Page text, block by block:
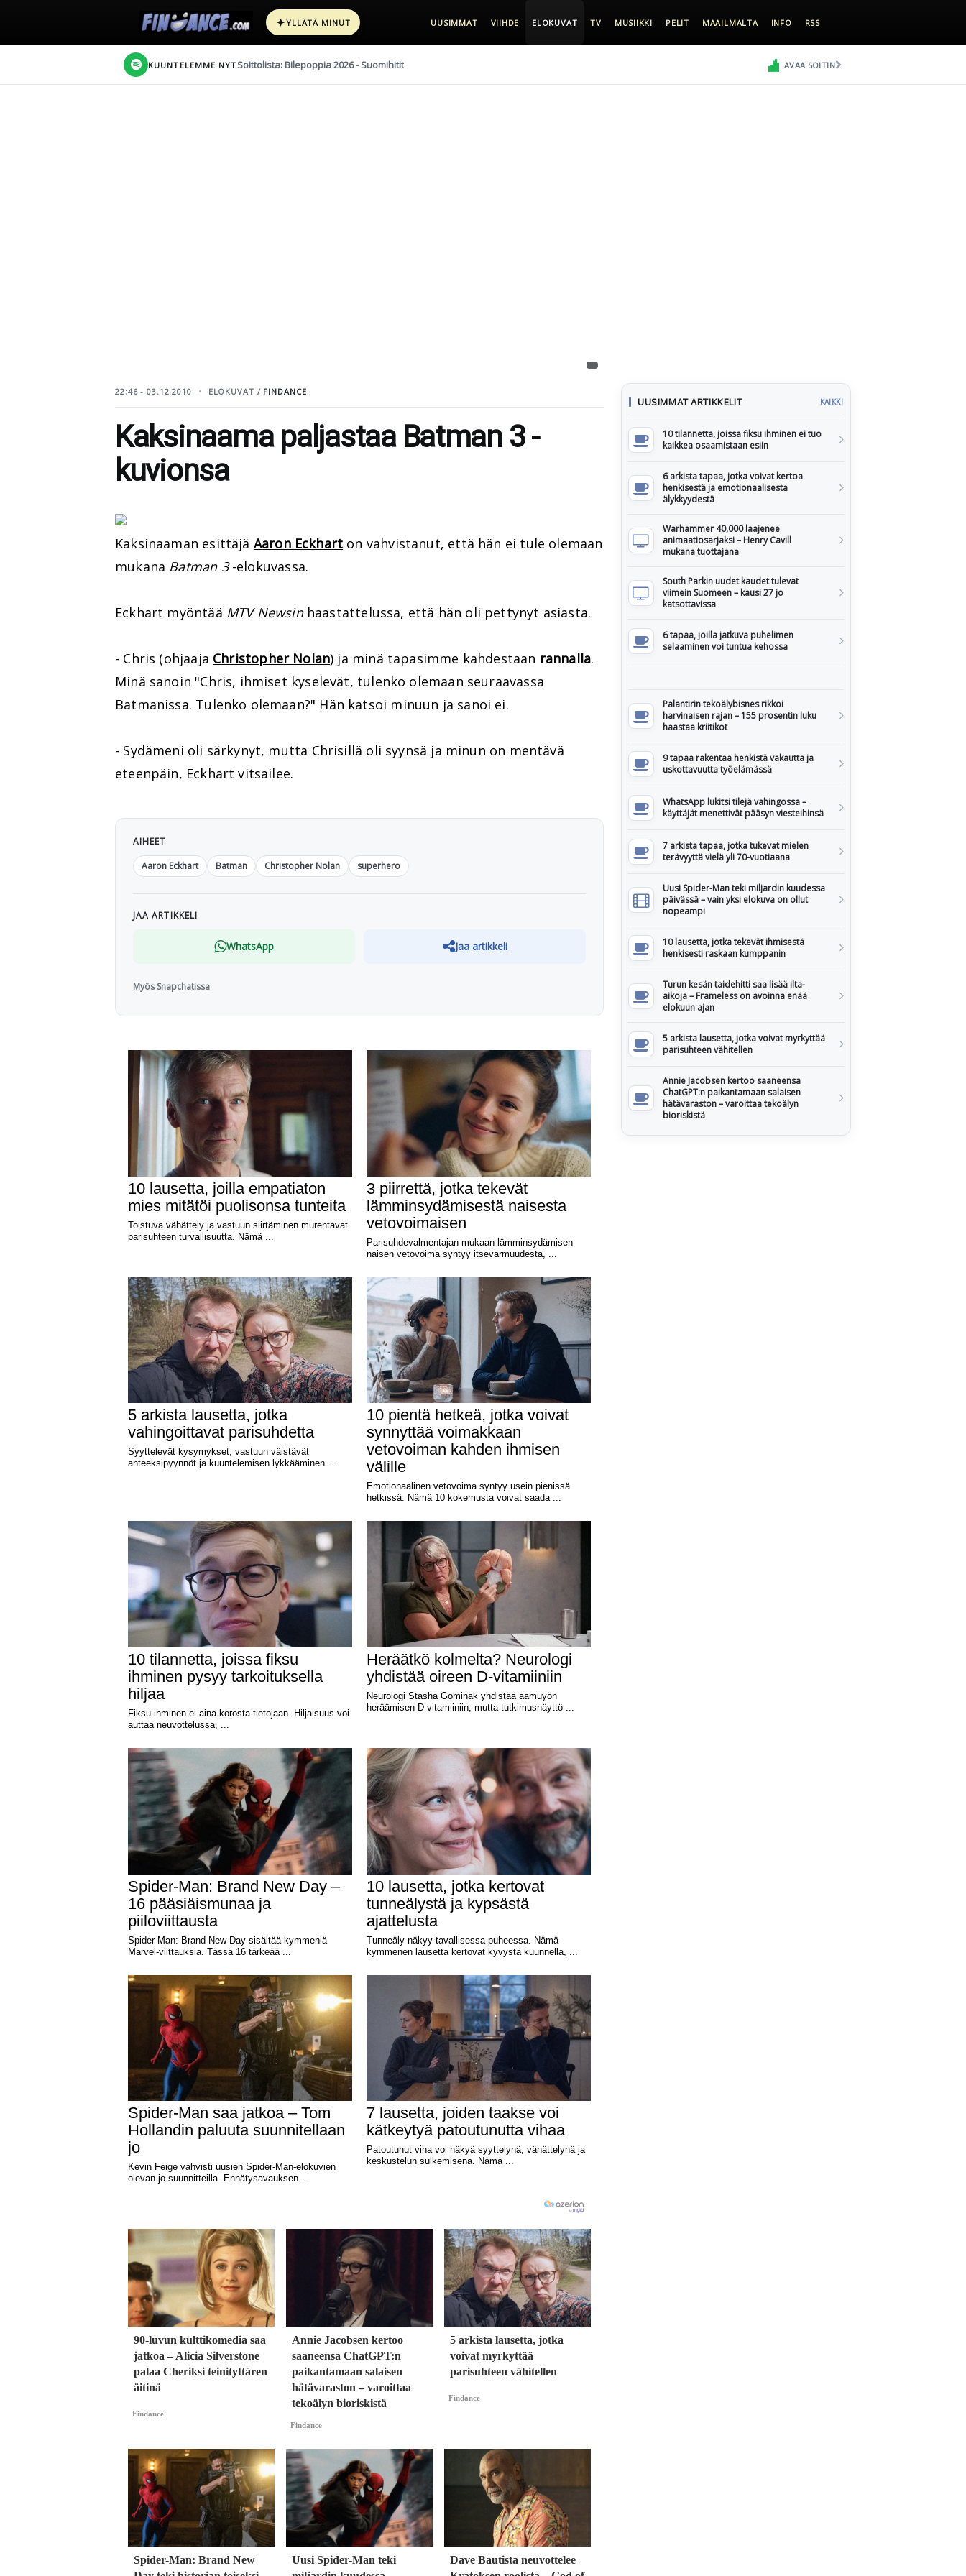
✦YLLÄTÄ MINUT UUSIMMAT VIIHDE ELOKUVAT TV MUSIIKKI PELIT MAAILMALTA INFO RSS
KUUNTELEMME NYT Soittolista: Bilepoppia 2026 - Suomihitit AVAA SOITIN
22:46 - 03.12.2010 ELOKUVAT / FINDANCE
Kaksinaama paljastaa Batman 3 -
kuvionsa
Kaksinaaman esittäjä Aaron Eckhart on vahvistanut, että hän ei tule olemaan
mukana Batman 3-elokuvassa.
Eckhart myöntää MTV Newsinhaastattelussa, että hän oli pettynyt asiasta.
- Chris (ohjaaja Christopher Nolan) ja minä tapasimme kahdestaan rannalla.
Minä sanoin "Chris, ihmiset kyselevät, tulenko olemaan seuraavassa
Batmanissa. Tulenko olemaan?" Hän katsoi minuun ja sanoi ei.
- Sydämeni oli särkynyt, mutta Chrisillä oli syynsä ja minun on mentävä
eteenpäin, Eckhart vitsailee.
AIHEET
Aaron Eckhart
Batman Christopher Nolan superhero
JAA ARTIKKELI
WhatsApp Jaa artikkeli
Myös Snapchatissa
90-luvun kulttikomedia saa
jatkoa – Alicia Silverstone
palaa Cheriksi teinityttären
äitinä
Findance
Annie Jacobsen kertoo
saaneensa ChatGPT:n
paikantamaan salaisen
hätävaraston – varoittaa
tekoälyn bioriskistä
Findance
5 arkista lausetta, jotka
voivat myrkyttää
parisuhteen vähitellen
Findance
Spider-Man: Brand New
Uusi Spider-Man teki
Dave Bautista neuvottelee
UUSIMMAT ARTIKKELIT KAIKKI
10 tilannetta, joissa fiksu ihminen ei tuo
kaikkea osaamistaan esiin
6 arkista tapaa, jotka voivat kertoa
henkisestä ja emotionaalisesta
älykkyydestä
Warhammer 40,000 laajenee
animaatiosarjaksi – Henry Cavill
mukana tuottajana
South Parkin uudet kaudet tulevat
viimein Suomeen – kausi 27 jo
katsottavissa
6 tapaa, joilla jatkuva puhelimen
selaaminen voi tuntua kehossa
Palantirin tekoälybisnes rikkoi
harvinaisen rajan – 155 prosentin luku
haastaa kriitikot
9 tapaa rakentaa henkistä vakautta ja
uskottavuutta työelämässä
WhatsApp lukitsi tilejä vahingossa –
käyttäjät menettivät pääsyn viesteihinsä
7 arkista tapaa, jotka tukevat mielen
terävyyttä vielä yli 70-vuotiaana
Uusi Spider-Man teki miljardin kuudessa
päivässä – vain yksi elokuva on ollut
nopeampi
10 lausetta, jotka tekevät ihmisestä
henkisesti raskaan kumppanin
Turun kesän taidehitti saa lisää ilta-
aikoja – Frameless on avoinna enää
elokuun ajan
5 arkista lausetta, jotka voivat myrkyttää
parisuhteen vähitellen
Annie Jacobsen kertoo saaneensa
ChatGPT:n paikantamaan salaisen
hätävaraston – varoittaa tekoälyn
bioriskistä